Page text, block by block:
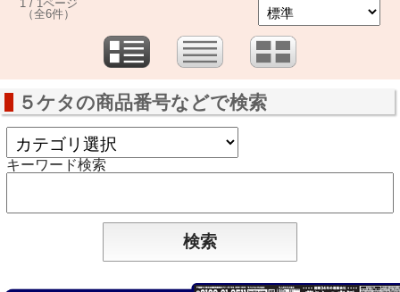
1 / 1ページ
（全6件）
５ケタの商品番号などで検索
キーワード検索